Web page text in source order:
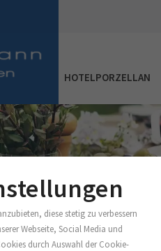
HOTELPORZELLAN
diese stetig zu verbessern
Webseite, Social Media und
durch Auswahl der Cookie-